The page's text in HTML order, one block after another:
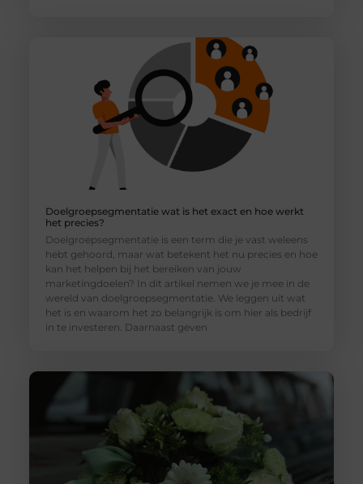
Doelgroepsegmentatie wat is het exact en hoe werkt
het precies?
Doelgroepsegmentatie is een term die je vast weleens
hebt gehoord, maar wat betekent het nu precies en hoe
kan het helpen bij het bereiken van jouw
marketingdoelen? In dit artikel nemen we je mee in de
wereld van doelgroepsegmentatie. We leggen uit wat
het is en waarom het zo belangrijk is om hier als bedrijf
in te investeren. Daarnaast geven